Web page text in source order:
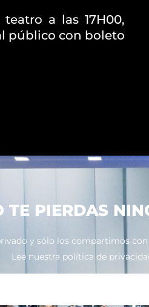
a las 17H00,
público con boleto
TE PIERDAS
y sólo los compartimos
Lee nuestra política de